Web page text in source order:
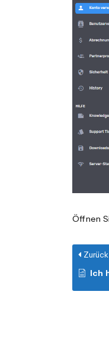
Öffnen
Zurück
Ich